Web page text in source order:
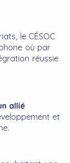
le CÉSOC
où par
réussie
allié
et